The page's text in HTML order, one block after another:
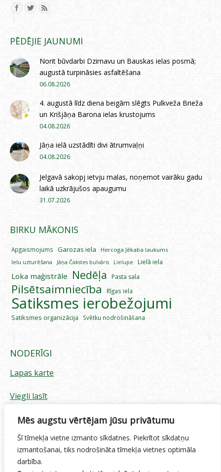
Mēs augstu vērtējam jūsu privātumu
Šī tīmekļa vietne izmanto sīkdatnes. Piekrītot sīkdatņu
izmantošanai, tiks nodrošināta tīmekļa vietnes optimāla
darbība.
Find us on:
PĒDĒJIE JAUNUMI
Norit būvdarbi Dzirnavu un Bauskas ielas posmā;
augustā turpināsies asfaltēšana
06.08.2026
4. augustā līdz diena beigām slēgts Pulkveža Brieža
un Krišjāņa Barona ielas krustojums
04.08.2026
Jāņa ielā uzstādīti divi ātrumvaļņi
04.08.2026
Jelgavā sakopj ietvju malas, noņemot vairāku gadu
laikā uzkrājušos apaugumu
31.07.2026
BIRKU MĀKONIS
Apgaismojums Garozas iela
Hercoga Jēkaba laukums
Ielu uzturēšana
Jāņa Čakstes bulvāris Lielupe Lielā iela
Loka maģistrāle Nedēļa Pasta sala
Pilsētsaimniecība Rīgas iela
Satiksmes ierobežojumi
Satiksmes organizācija Svētku nodrošināšana
NODERĪGI
Lapas karte
Viegli lasīt
Piekļūstamības paziņojums
Sīkdatņu izmantošana
Privātuma politika